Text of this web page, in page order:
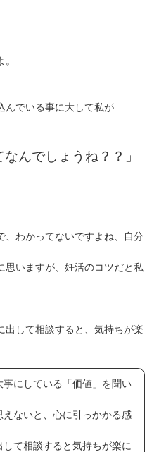
んでいる事に大して私が
んでしょうね？？」
、わかってないですよね、自分
思いますが、妊活のコツだと私
出して相談すると、気持ちが楽
にしている「価値」を聞い
ないと、心に引っかかる感
て相談すると気持ちが楽に